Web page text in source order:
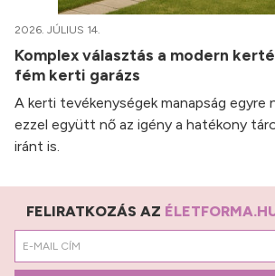
2026. JÚLIUS 14.
Komplex választás a modern
fém kerti garázs
A kerti tevékenységek manapság egyre
ezzel együtt nő az igény a hatékony
iránt is.
FELIRATKOZÁS AZ